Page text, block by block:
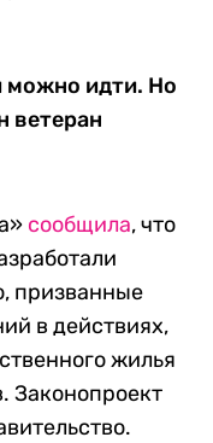
можно идти. Но
ветеран
сообщила, что
призванные
в действиях,
жилья
Законопроект